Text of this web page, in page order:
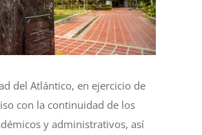
del Atlántico, en ejercicio de
con la continuidad de los
y administrativos, así